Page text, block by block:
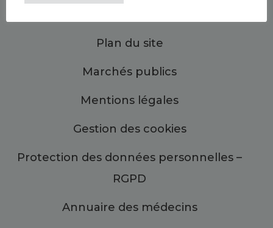
Plan du site
Marchés publics
Mentions légales
Gestion des cookies
Protection des données personnelles –
RGPD
Annuaire des médecins